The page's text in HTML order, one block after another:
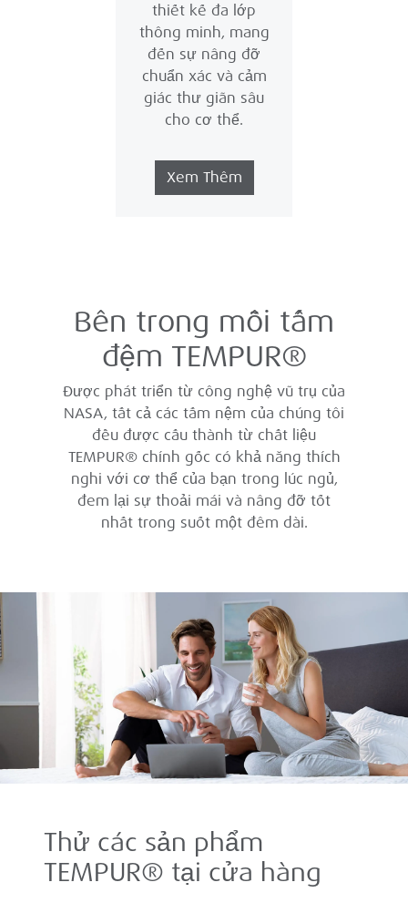
thiết kế đa lớp
thông minh, mang
đến sự nâng đỡ
chuẩn xác và cảm
giác thư giãn sâu
cho cơ thể.
Xem Thêm
Bên trong mỗi tấm
đệm TEMPUR®
Được phát triển từ công nghệ vũ trụ của
NASA, tất cả các tấm nệm của chúng tôi
đều được cấu thành từ chất liệu
TEMPUR® chính gốc có khả năng thích
nghi với cơ thể của bạn trong lúc ngủ,
đem lại sự thoải mái và nâng đỡ tốt
nhất trong suốt một đêm dài.
Thử các sản phẩm
TEMPUR® tại cửa hàng